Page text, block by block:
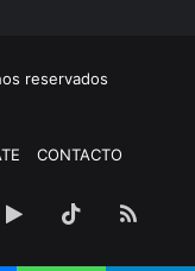
reservados
CONTACTO
Google TikTokRSS